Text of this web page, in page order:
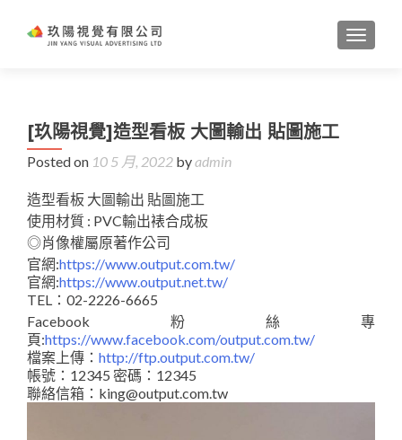
[玖陽視覺]造型看板 大圖輸出 貼圖施工
Posted on 10 5 月, 2022 byadmin
造型看板 大圖輸出 貼圖施工
使用材質 : PVC輸出裱合成板
◎肖像權屬原著作公司
官網:https://www.output.com.tw/
官網:https://www.output.net.tw/
TEL：02-2226-6665
Facebook粉絲專
頁:https://www.facebook.com/output.com.tw/
檔案上傳： http://ftp.output.com.tw/
帳號：12345 密碼：12345
聯絡信箱：king@output.com.tw